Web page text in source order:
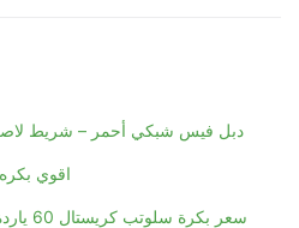
دبل فيس شبكي أحمر – شريط لاصق
اقوي